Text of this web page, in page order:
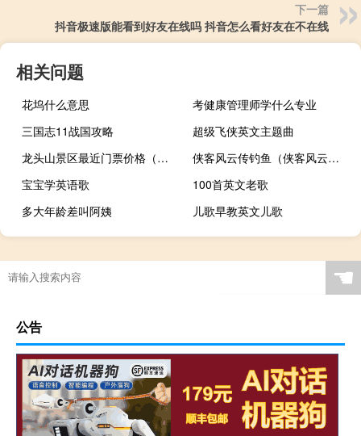
下一篇
抖音极速版能看到好友在线吗 抖音怎么看好友在不在线
相关问题
花坞什么意思
考健康管理师学什么专业
三国志11战国攻略
超级飞侠英文主题曲
龙头山景区最近门票价格（龙头山）
侠客风云传钓鱼（侠客风云传钓鱼）
宝宝学英语歌
100首英文老歌
多大年龄差叫阿姨
儿歌早教英文儿歌
☚
公告